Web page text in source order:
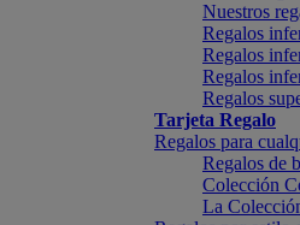
Nuestros
Regalos
Regalos
Regalos
Regalos
Tarjeta Regalo
Regalos para
Regalos de
Colección
La